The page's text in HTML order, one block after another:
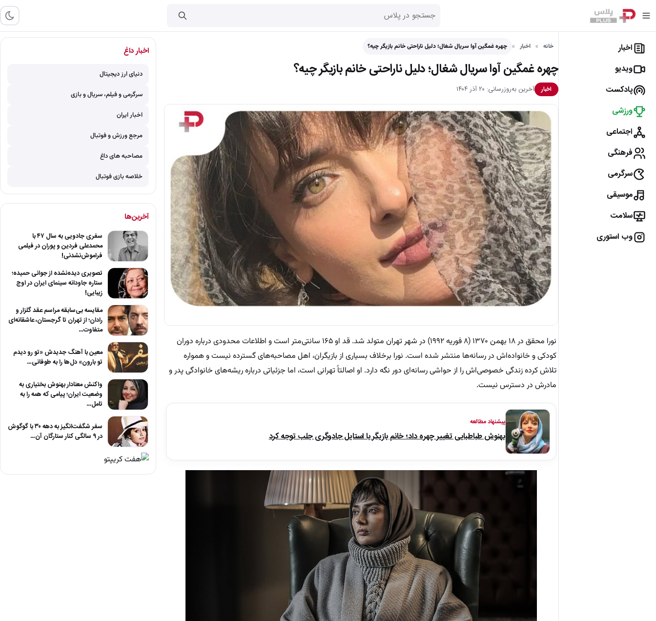
اخبار
ویدیو
پادکست
ورزشی
اجتماعی
فرهنگی
سرگرمی
موسیقی
سلامت
وب استوری
خانه اخبار چهره غمگین آوا سریال شغال؛ دلیل ناراحتی خانم بازیگر چیه؟
چهره غمگین آوا سریال شغال؛ دلیل ناراحتی خانم بازیگر چیه؟
اخبار آخرین به‌روزرسانی: ۲۰ آذر ۱۴۰۴
نورا محقق در ۱۸ بهمن ۱۳۷۰ (۸ فوریه ۱۹۹۲) در شهر تهران متولد شد. قد او ۱۶۵ سانتی‌متر است و اطلاعات محدودی درباره دوران
کودکی و خانواده‌اش در رسانه‌ها منتشر شده است. نورا برخلاف بسیاری از بازیگران، اهل مصاحبه‌های گسترده نیست و همواره
تلاش کرده زندگی خصوصی‌اش را از حواشی رسانه‌ای دور نگه دارد. او اصالتاً تهرانی است، اما جزئیاتی درباره ریشه‌های خانوادگی پدر و
مادرش در دسترس نیست.
پیشنهاد مطالعه
بهنوش طباطبایی تغییر چهره داد؛ خانم بازیگر با استایل جادوگری جلب توجه کرد
اخبار داغ
دنیای ارز دیجیتال
سرگرمی و فیلم، سریال و بازی
اخبار ایران
مرجع ورزش و فوتبال
مصاحبه های داغ
خلاصه بازی فوتبال
آخرین‌ها
سفری جادویی به سال ۴۷ با
محمدعلی فردین و پوران در فیلمی
فراموش‌نشدنی!
تصویری دیده‌نشده از جوانی حمیده؛
ستاره جاودانه سینمای ایران در اوج
زیبایی!
مقایسه بی‌سابقه مراسم عقد گلزار و
رادان؛ از تهران تا گرجستان، عاشقانه‌ای
متفاوت…
معین با آهنگ جدیدش «تو رو دیدم
تو بارون» دل‌ها را به طوفانی…
واکنش معنادار بهنوش بختیاری به
وضعیت ایران؛ پیامی که همه را به
تامل…
سفر شگفت‌انگیز به دهه ۳۰ با گوگوش
در ۹ سالگی کنار ستارگان آن…